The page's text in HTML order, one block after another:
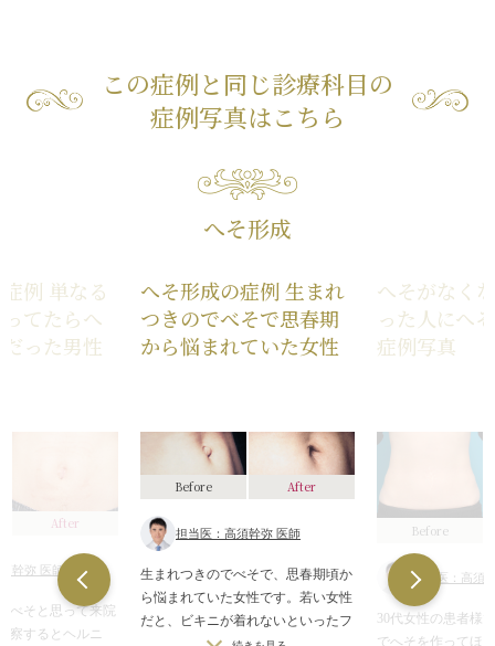
この症例と同じ診療科目の
症例写真はこちら
へそ形成
例 単なる
てたらへ
った男性
After
幹弥 医師
べそと思って来院
察するとヘルニ
へそ形成の症例 生まれ
つきのでべそで思春期
から悩まれていた女性
Before After
担当医：高須幹弥 医師
生まれつきのでべそで、思春期頃か
ら悩まれていた女性です。若い女性
だと、ビキニが着れないといったフ
へそがなく
った人にへ
症例写真
Before
担当医：高須
30代女性の患者様
でへそを作ってほ